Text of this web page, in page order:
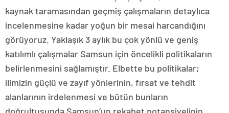
kaynak taramasından geçmiş çalışmaların detaylıca
incelenmesine kadar yoğun bir mesai harcandığını
görüyoruz. Yaklaşık 3 aylık bu çok yönlü ve geniş
katılımlı çalışmalar Samsun için öncelikli politikaların
belirlenmesini sağlamıştır. Elbette bu politikalar;
ilimizin güçlü ve zayıf yönlerinin, fırsat ve tehdit
alanlarının irdelenmesi ve bütün bunların